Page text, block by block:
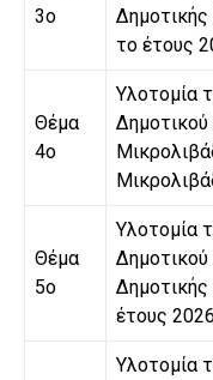
3ο
Δημοτικής
το έτους
Θέμα
4ο
Υλοτομία
Δημοτικού
Θέμα
5ο
Υλοτομία
Δημοτικής
έτους 2026
Υλοτομία